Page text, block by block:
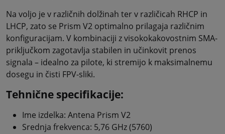
Na voljo je v različnih dolžinah ter v različicah RHCP in
LHCP, zato se Prism V2 optimalno prilagaja različnim
konfiguracijam. V kombinaciji z visokokakovostnim SMA-
priključkom zagotavlja stabilen in učinkovit prenos
signala – idealno za pilote, ki stremijo k maksimalnemu
dosegu in čisti FPV-sliki.
Tehnične specifikacije:
Ime izdelka: Antena Prism V2
Srednja frekvenca: 5,76 GHz (5760)